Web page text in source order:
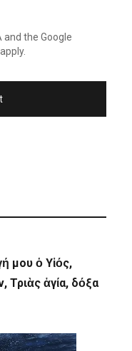
and the Google
apply.
μου ὁ Υἱός,
Τριὰς ἁγία, δόξα